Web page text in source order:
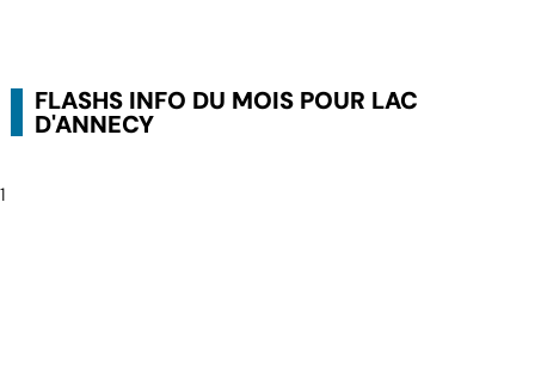
FLASHS INFO DU MOIS POUR LAC
D'ANNECY
1